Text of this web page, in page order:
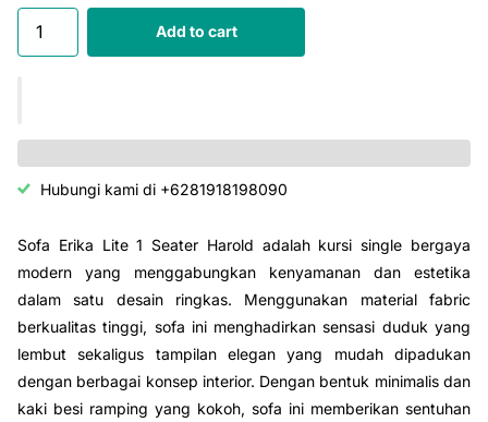
Add to cart
Hubungi kami di +6281918198090
Sofa Erika Lite 1 Seater Harold adalah kursi single bergaya
modern yang menggabungkan kenyamanan dan estetika
dalam satu desain ringkas. Menggunakan material fabric
berkualitas tinggi, sofa ini menghadirkan sensasi duduk yang
lembut sekaligus tampilan elegan yang mudah dipadukan
dengan berbagai konsep interior. Dengan bentuk minimalis dan
kaki besi ramping yang kokoh, sofa ini memberikan sentuhan